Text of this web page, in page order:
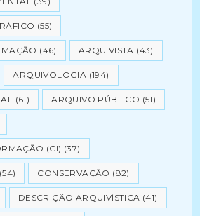
(55)
(46) ARQUIVISTA (43)
ARQUIVOLOGIA (194)
(61) ARQUIVO PÚBLICO (51)
(CI) (37)
(54) CONSERVAÇÃO (82)
DESCRIÇÃO ARQUIVÍSTICA (41)